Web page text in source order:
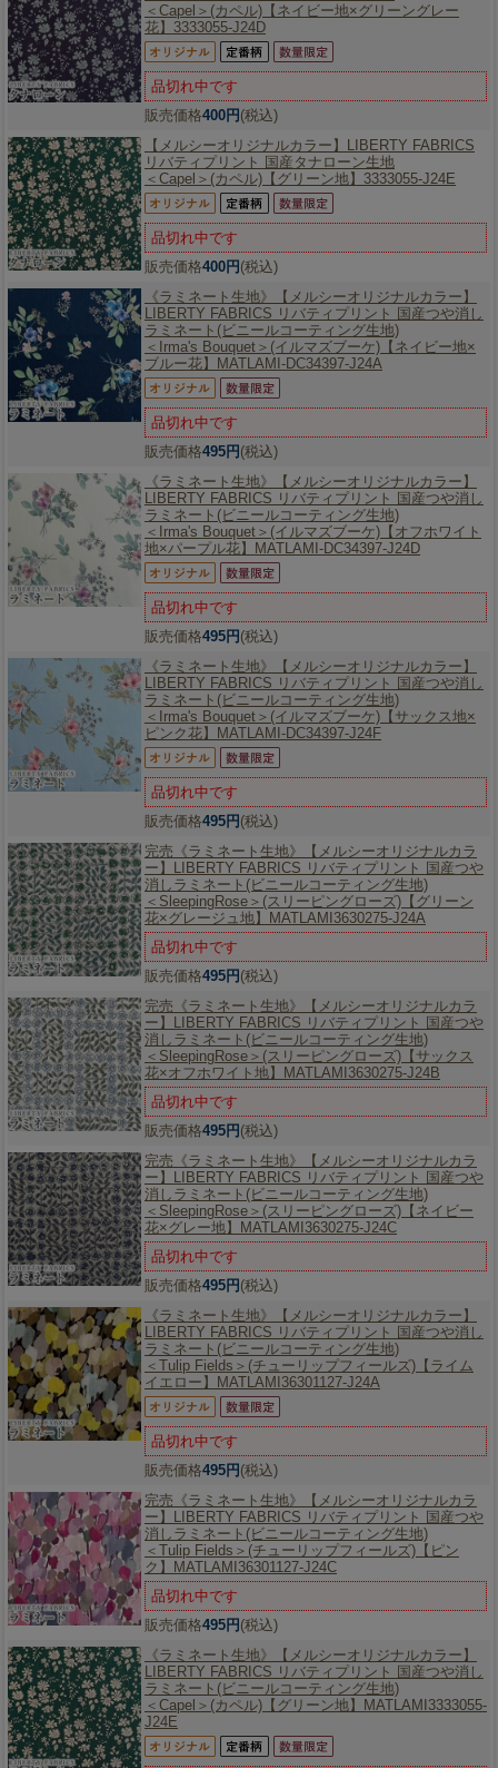
＜Capel＞(カペル)【ネイビー地×グリーングレー
花】3333055-J24D
品切れ中です
販売価格400円 (税込)
【メルシーオリジナルカラー】
LIBERTY FABRICS
リバティプリント 国産タナローン生地
＜Capel＞(カペル)【グリーン地】3333055-J24E
品切れ中です
販売価格400円 (税込)
《ラミネート生地》【メルシーオリジナルカラー】
LIBERTY FABRICS リバティプリント 国産つや消し
ラミネート(ビニールコーティング生地)
＜Irma's Bouquet＞(イルマズブーケ)【ネイビー地×
ブルー花】MATLAMI-DC34397-J24A
品切れ中です
販売価格495円 (税込)
《ラミネート生地》【メルシーオリジナルカラー】
LIBERTY FABRICS リバティプリント 国産つや消し
ラミネート(ビニールコーティング生地)
＜Irma's Bouquet＞(イルマズブーケ)【オフホワイト
地×パープル花】MATLAMI-DC34397-J24D
品切れ中です
販売価格495円 (税込)
《ラミネート生地》【メルシーオリジナルカラー】
LIBERTY FABRICS リバティプリント 国産つや消し
ラミネート(ビニールコーティング生地)
＜Irma's Bouquet＞(イルマズブーケ)【サックス地×
ピンク花】MATLAMI-DC34397-J24F
品切れ中です
販売価格495円 (税込)
完売《ラミネート生地》【メルシーオリジナルカラ
ー】
LIBERTY FABRICS リバティプリント 国産つや
消しラミネート(ビニールコーティング生地)
＜SleepingRose＞(スリーピングローズ)【グリーン
花×グレージュ地】MATLAMI3630275-J24A
品切れ中です
販売価格495円 (税込)
完売《ラミネート生地》【メルシーオリジナルカラ
ー】
LIBERTY FABRICS リバティプリント 国産つや
消しラミネート(ビニールコーティング生地)
＜SleepingRose＞(スリーピングローズ)【サックス
花×オフホワイト地】MATLAMI3630275-J24B
品切れ中です
販売価格495円 (税込)
完売《ラミネート生地》【メルシーオリジナルカラ
ー】
LIBERTY FABRICS リバティプリント 国産つや
消しラミネート(ビニールコーティング生地)
＜SleepingRose＞(スリーピングローズ)【ネイビー
花×グレー地】MATLAMI3630275-J24C
品切れ中です
販売価格495円 (税込)
《ラミネート生地》【メルシーオリジナルカラー】
LIBERTY FABRICS リバティプリント 国産つや消し
ラミネート(ビニールコーティング生地)
＜Tulip Fields＞(チューリップフィールズ)【ライム
イエロー】MATLAMI36301127-J24A
品切れ中です
販売価格495円 (税込)
完売《ラミネート生地》【メルシーオリジナルカラ
ー】
LIBERTY FABRICS リバティプリント 国産つや
消しラミネート(ビニールコーティング生地)
＜Tulip Fields＞(チューリップフィールズ)【ピン
ク】MATLAMI36301127-J24C
品切れ中です
販売価格495円 (税込)
《ラミネート生地》【メルシーオリジナルカラー】
LIBERTY FABRICS リバティプリント 国産つや消し
ラミネート(ビニールコーティング生地)
＜Capel＞(カペル)【グリーン地】MATLAMI3333055-
J24E